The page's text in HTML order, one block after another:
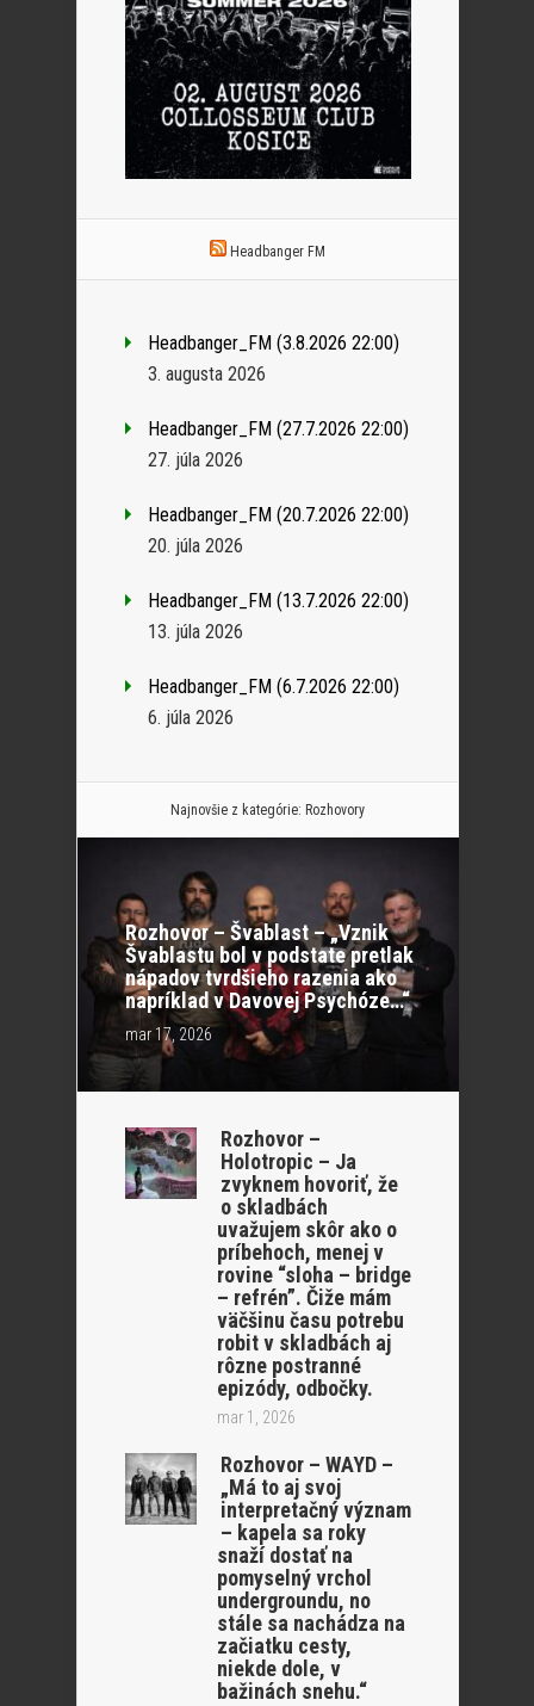
Headbanger FM
Headbanger_FM (3.8.2026 22:00)
3. augusta 2026
Headbanger_FM (27.7.2026 22:00)
27. júla 2026
Headbanger_FM (20.7.2026 22:00)
20. júla 2026
Headbanger_FM (13.7.2026 22:00)
13. júla 2026
Headbanger_FM (6.7.2026 22:00)
6. júla 2026
Najnovšie z kategórie: Rozhovory
Rozhovor – Švablast – „Vznik
Švablastu bol v podstate pretlak
nápadov tvrdšieho razenia ako
napríklad v Davovej Psychóze…“
mar 17, 2026
Rozhovor –
Holotropic – Ja
zvyknem hovoriť, že
o skladbách
uvažujem skôr ako o
príbehoch, menej v
rovine “sloha – bridge
– refrén”. Čiže mám
väčšinu času potrebu
robit v skladbách aj
rôzne postranné
epizódy, odbočky.
mar 1, 2026
Rozhovor – WAYD –
„Má to aj svoj
interpretačný význam
– kapela sa roky
snaží dostať na
pomyselný vrchol
undergroundu, no
stále sa nachádza na
začiatku cesty,
niekde dole, v
bažinách snehu.“